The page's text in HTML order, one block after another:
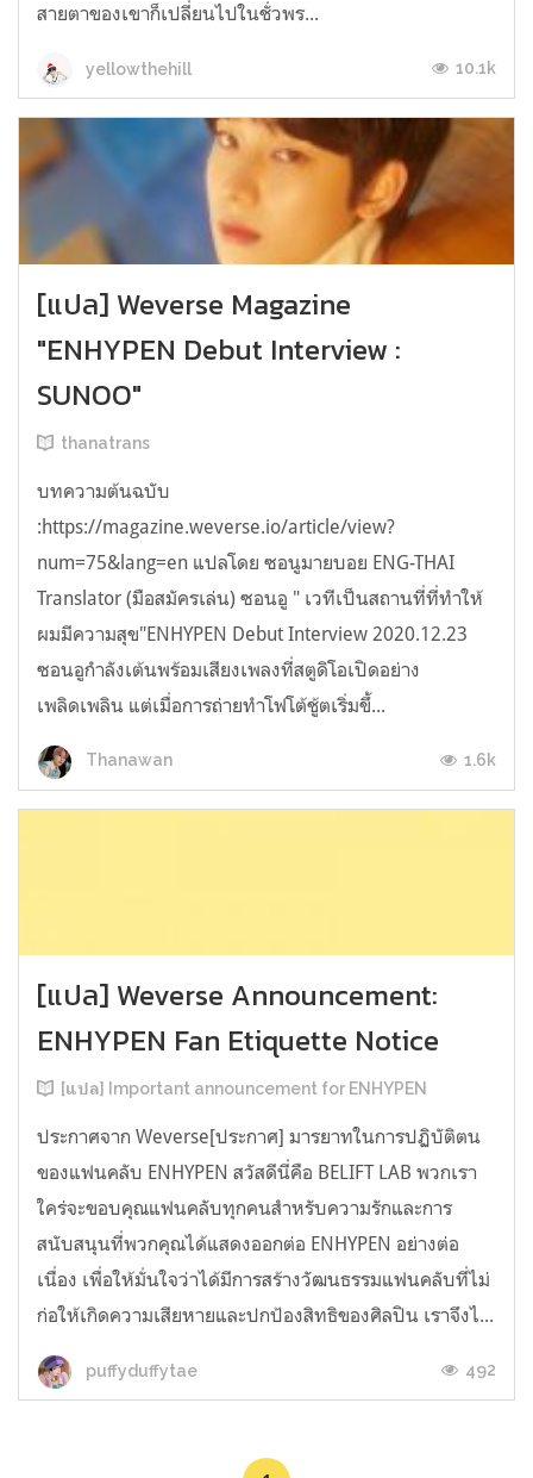
สายตาของเขาก็เปลี่ยนไปในชั่วพร...
yellowthehill 10.1k
[แปล] Weverse Magazine
"ENHYPEN Debut Interview :
SUNOO"
thanatrans
บทความต้นฉบับ
:https://magazine.weverse.io/article/view?
num=75&lang=en แปลโดย ซอนูมายบอย ENG-THAI
Translator (มือสมัครเล่น) ซอนอู " เวทีเป็นสถานที่ที่ทำให้
ผมมีความสุข"ENHYPEN Debut Interview 2020.12.23
ซอนอูกำลังเต้นพร้อมเสียงเพลงที่สตูดิโอเปิดอย่าง
เพลิดเพลิน แต่เมื่อการถ่ายทำโฟโต้ชู้ตเริ่มขึ้...
Thanawan 1.6k
[แปล] Weverse Announcement:
ENHYPEN Fan Etiquette Notice
[แปล] Important announcement for ENHYPEN
ประกาศจาก Weverse[ประกาศ] มารยาทในการปฏิบัติตน
ของแฟนคลับ ENHYPEN สวัสดีนี่คือ BELIFT LAB พวกเรา
ใคร่จะขอบคุณแฟนคลับทุกคนสำหรับความรักและการ
สนับสนุนที่พวกคุณได้แสดงออกต่อ ENHYPEN อย่างต่อ
เนื่อง เพื่อให้มั่นใจว่าได้มีการสร้างวัฒนธรรมแฟนคลับที่ไม่
ก่อให้เกิดความเสียหายและปกป้องสิทธิของศิลปิน เราจึงไ...
puffyduffytae 492